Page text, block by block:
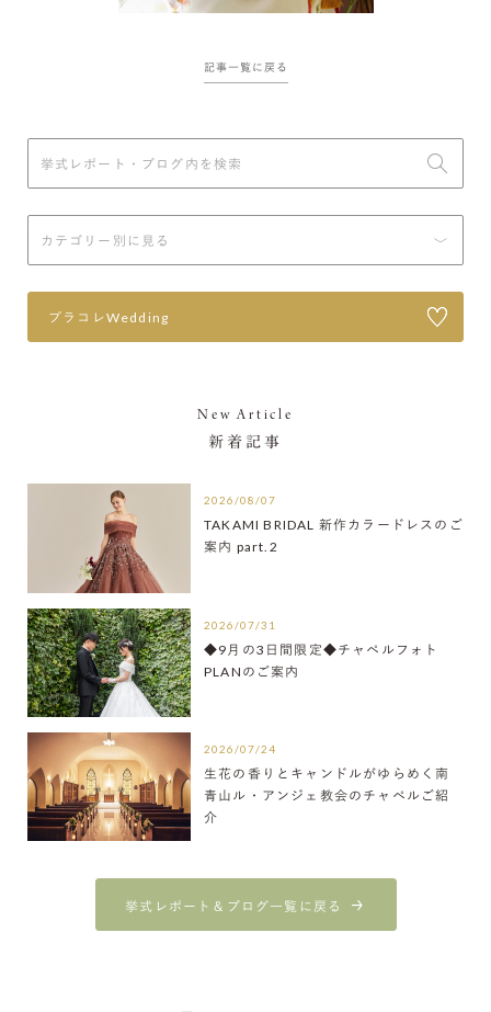
記事一覧に戻る
プラコレWedding
New Article
新着記事
2026/08/07
TAKAMI BRIDAL 新作カラードレスのご
案内 part.2
2026/07/31
◆9月の3日間限定◆チャペルフォト
PLANのご案内
2026/07/24
生花の香りとキャンドルがゆらめく南
青山ル・アンジェ教会のチャペルご紹
介
挙式レポート＆ブログ一覧に戻る